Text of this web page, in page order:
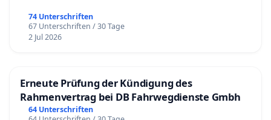
74 Unterschriften
67 Unterschriften / 30 Tage
2 Jul 2026
Erneute Prüfung der Kündigung des
Rahmenvertrag bei DB Fahrwegdienste Gmbh
64 Unterschriften